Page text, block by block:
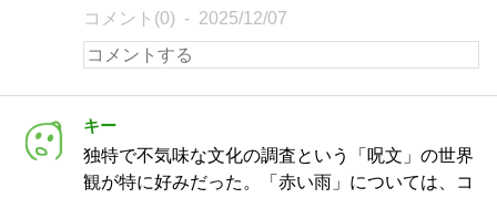
コメント(0) 2025/12/07
キー
独特で不気味な文化の調査という「呪文」の世界
観が特に好みだった。「赤い雨」については、コ